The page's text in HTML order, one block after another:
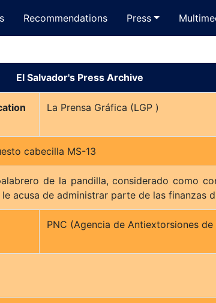
Recommendations Press
El Salvador's Press Archive
La Prensa Gráfica (LGP )
cabecilla MS-13
de la pandilla, considerado como
acusa de administrar parte de las finanzas
PNC (Agencia de Antiextorsiones